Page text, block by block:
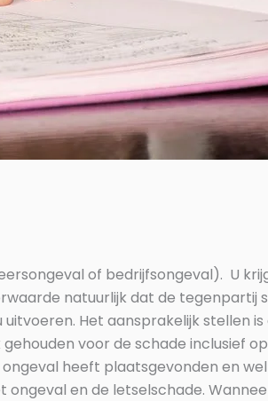
of bedrijfsongeval). U
natuurlijk dat de tegenpartij
Het aansprakelijk stellen
voor de schade inclusief
heeft plaatsgevonden en
en de letselschade.